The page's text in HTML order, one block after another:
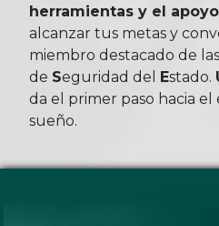
herramientas y el
alcanzar tus metas y
miembro destacado de las
de
Seguridad del Estado.
da el primer paso hacia
sueño.